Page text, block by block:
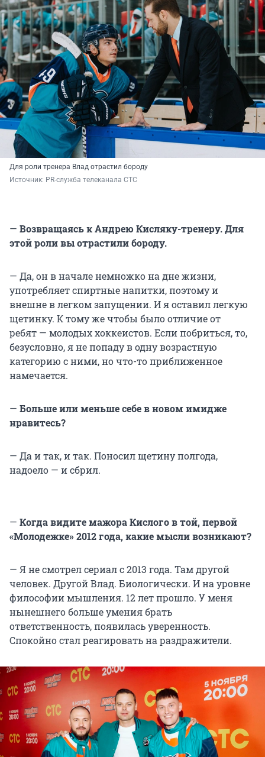
Для роли тренера Влад отрастил бороду
Источник: PR-служба телеканала СТС
— Возвращаясь к Андрею Кисляку-тренеру. Для
этой роли вы отрастили бороду.
— Да, он в начале немножко на дне жизни,
употребляет спиртные напитки, поэтому и
внешне в легком запущении. И я оставил легкую
щетинку. К тому же чтобы было отличие от
ребят — молодых хоккеистов. Если побриться, то,
безусловно, я не попаду в одну возрастную
категорию с ними, но что-то приближенное
намечается.
— Больше или меньше себе в новом имидже
нравитесь?
— Да и так, и так. Поносил щетину полгода,
надоело — и сбрил.
— Когда видите мажора Кислого в той, первой
«Молодежке» 2012 года, какие мысли возникают?
— Я не смотрел сериал с 2013 года. Там другой
человек. Другой Влад. Биологически. И на уровне
философии мышления. 12 лет прошло. У меня
нынешнего больше умения брать
ответственность, появилась уверенность.
Спокойно стал реагировать на раздражители.